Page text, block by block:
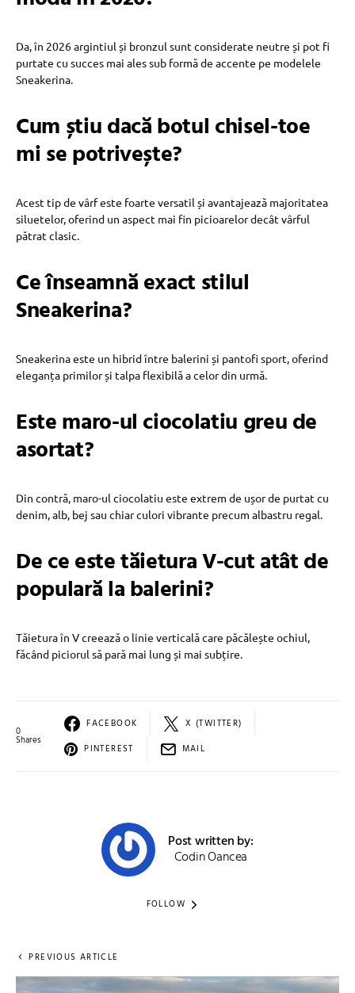
Da, în 2026 argintiul și bronzul sunt considerate neutre și pot fi
purtate cu succes mai ales sub formă de accente pe modelele
Sneakerina.
Cum știu dacă botul chisel-toe
mi se potrivește?
Acest tip de vârf este foarte versatil și avantajează majoritatea
siluetelor, oferind un aspect mai fin picioarelor decât vârful
pătrat clasic.
Ce înseamnă exact stilul
Sneakerina?
Sneakerina este un hibrid între balerini și pantofi sport, oferind
eleganța primilor și talpa flexibilă a celor din urmă.
Este maro-ul ciocolatiu greu de
asortat?
Din contră, maro-ul ciocolatiu este extrem de ușor de purtat cu
denim, alb, bej sau chiar culori vibrante precum albastru regal.
De ce este tăietura V-cut atât de
populară la balerini?
Tăietura în V creează o linie verticală care păcălește ochiul,
făcând piciorul să pară mai lung și mai subțire.
0
Shares
FACEBOOK
X (TWITTER)
PINTEREST
MAIL
Post written by:
Codin Oancea
FOLLOW
PREVIOUS ARTICLE